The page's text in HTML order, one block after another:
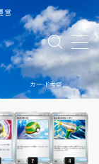
営
カード考察